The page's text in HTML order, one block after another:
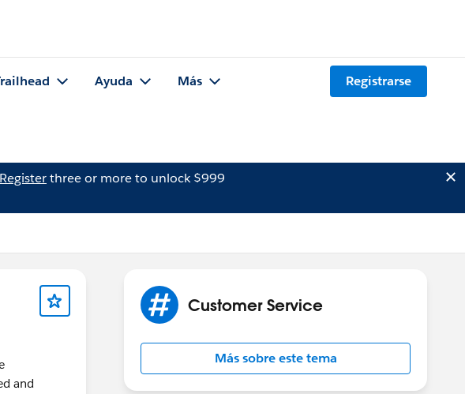
Ayuda Más Registrarse
Registerthree or more to unlock $999
and
Customer Service
Más sobre este tema